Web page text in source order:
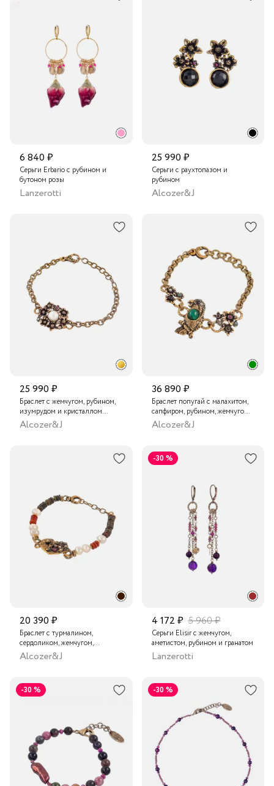
6 840 ₽
Серьги Erbario с рубином и
бутоном розы
Lanzerotti
25 990 ₽
Серьги с раухтопазом и
рубином
Alcozer&J
25 990 ₽
Браслет с жемчугом, рубином,
изумрудом и кристаллом
Swarovski
Alcozer&J
36 890 ₽
Браслет попугай с малахитом,
сапфиром, рубином, жемчугом,
гранатом, кристаллами
Swarovski и изумрудом
Alcozer&J
20 390 ₽
Браслет с турмалином,
сердоликом, жемчугом,
рубином, изумрудом, сапфиром
и кристаллами Swarovski
Alcozer&J
-30 %
4 172 ₽ 5 960 ₽
Серьги Elisir с жемчугом,
аметистом, рубином и гранатом
Lanzerotti
-30 % -30 %